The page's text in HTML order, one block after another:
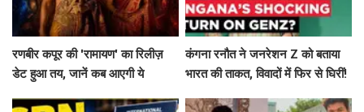
रणबीर कपूर की 'रामायण' का रिलीज़
डेट हुआ तय, जानें कब आएगी ये
कंगना रनौत ने जनरेशन Z को बताया
भारत की ताकत, विवादों में फिर से घिरीं!